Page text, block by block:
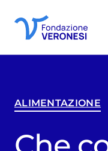
ALIMENTAZIONE